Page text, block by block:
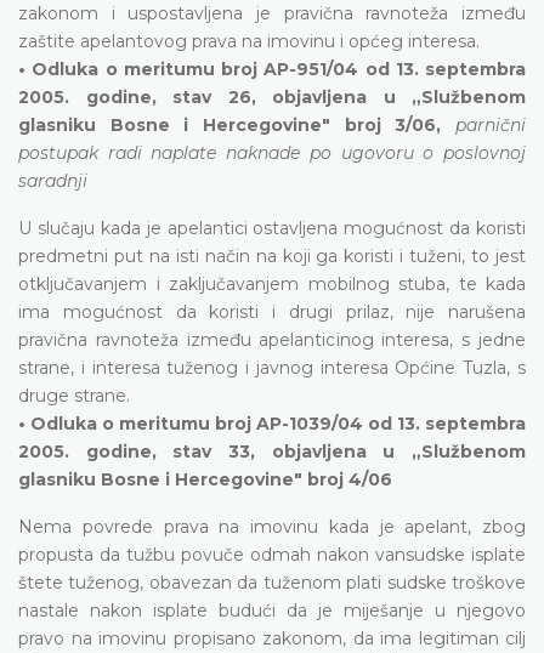
zakonom i uspostavljena je pravična ravnoteža između
zaštite apelantovog prava na imovinu i općeg interesa.
• Odluka o meritumu broj AP-951/04 od 13. septembra
2005. godine, stav 26, objavljena u „Službenom
glasniku Bosne i Hercegovine" broj 3/06, parnični
postupak radi naplate naknade po ugovoru o poslovnoj
saradnji
U slučaju kada je apelantici ostavljena mogućnost da koristi
predmetni put na isti način na koji ga koristi i tuženi, to jest
otključavanjem i zaključavanjem mobilnog stuba, te kada
ima mogućnost da koristi i drugi prilaz, nije narušena
pravična ravnoteža između apelanticinog interesa, s jedne
strane, i interesa tuženog i javnog interesa Općine Tuzla, s
druge strane.
• Odluka o meritumu broj AP-1039/04 od 13. septembra
2005. godine, stav 33, objavljena u „Službenom
glasniku Bosne i Hercegovine" broj 4/06
Nema povrede prava na imovinu kada je apelant, zbog
propusta da tužbu povuče odmah nakon vansudske isplate
štete tuženog, obavezan da tuženom plati sudske troškove
nastale nakon isplate budući da je miješanje u njegovo
pravo na imovinu propisano zakonom, da ima legitiman cilj